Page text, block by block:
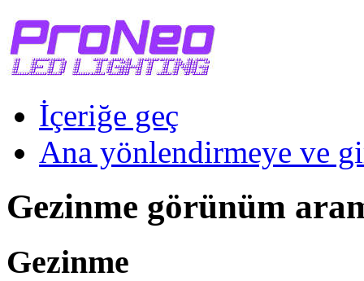
İçeriğe geç
Ana yönlendirmeye ve
Gezinme görünüm
Gezinme